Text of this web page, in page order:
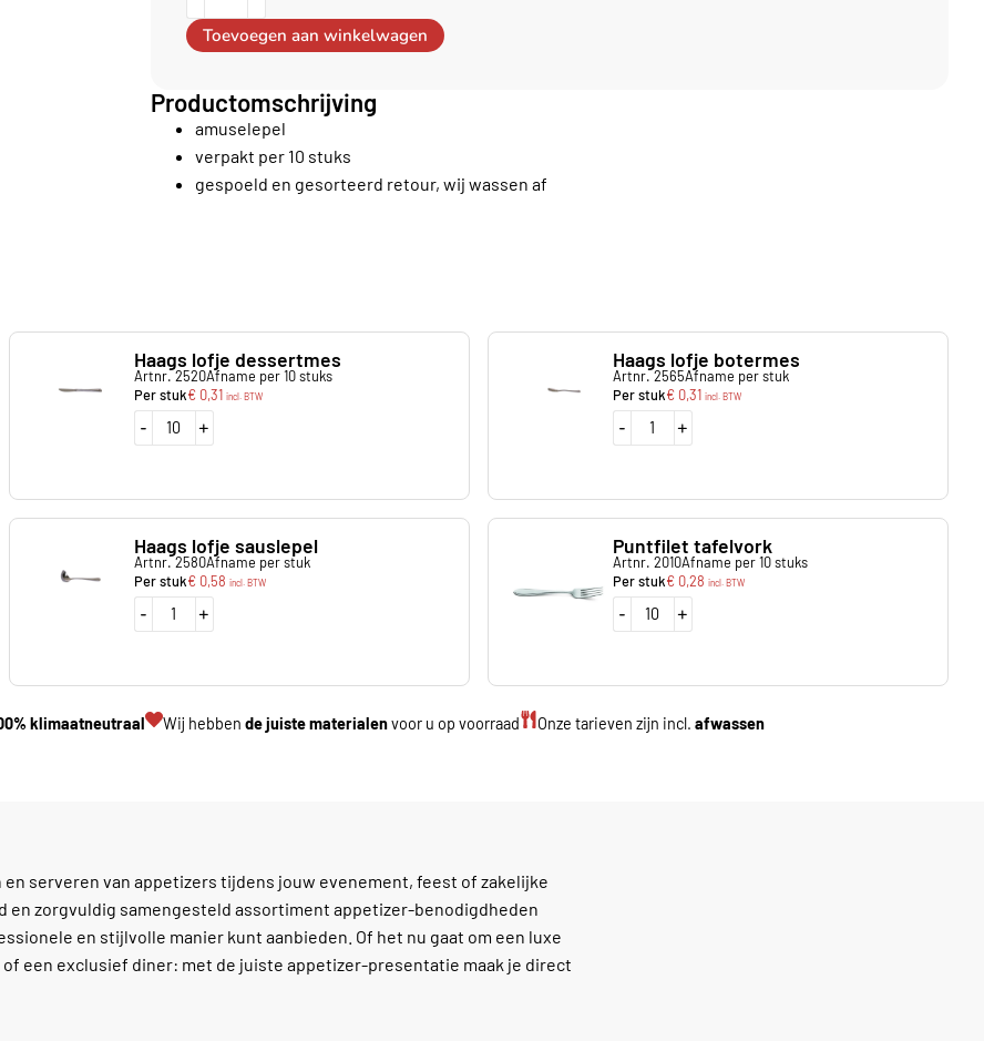
Toevoegen aan winkelwagen
Productomschrijving
amuselepel
verpakt per 10 stuks
gespoeld en gesorteerd retour, wij wassen af
Haags lofje dessertmes
Artnr. 2520Afname per 10 stuks
Per stuk€ 0,31 incl. BTW
- +
Haags lofje botermes
Artnr. 2565Afname per stuk
Per stuk€ 0,31 incl. BTW
- +
Haags lofje sauslepel
Artnr. 2580Afname per stuk
Per stuk€ 0,58 incl. BTW
- +
Puntfilet tafelvork
Artnr. 2010Afname per 10 stuks
Per stuk€ 0,28 incl. BTW
- +
klimaatneutraal Wij hebben de juiste materialenvoor u op voorraad Onze tarieven zijn incl. afwassen
serveren van appetizers tijdens jouw evenement, feest of zakelijke
en zorgvuldig samengesteld assortiment appetizer-benodigdheden
en stijlvolle manier kunt aanbieden. Of het nu gaat om een luxe
een exclusief diner: met de juiste appetizer-presentatie maak je direct